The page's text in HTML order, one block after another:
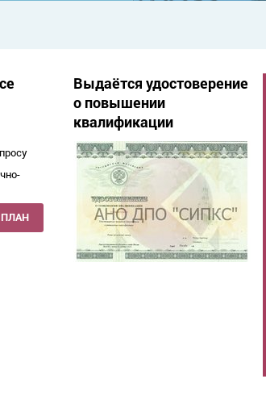
Выдаётся удостоверение
о повышении
квалификации